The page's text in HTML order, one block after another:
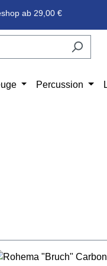
ab 29,00 €
Percussion